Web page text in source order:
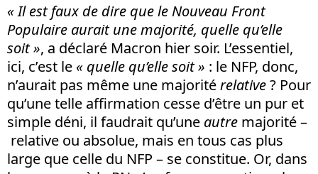
« Il est faux de dire que le Nouveau Front
Populaire aurait une majorité, quelle qu’elle
soit », a déclaré Macron hier soir. L’essentiel,
ici, c’est le « quelle qu’elle soit » : le NFP, donc,
n’aurait pas même une majoritérelative? Pour
qu’une telle affirmation cesse d’être un pur et
simple déni, il faudrait qu’une autre majorité –
relative ou absolue, mais en tous cas plus
large que celle du NFP – se constitue. Or, dans